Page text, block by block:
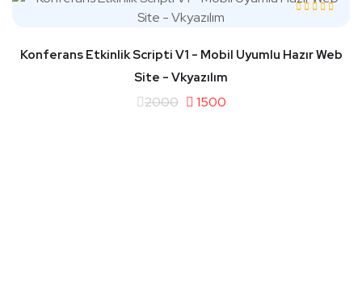
Konferans Etkinlik Scripti V1 - Mobil Uyumlu Hazır Web
Site - Vkyazılım
2000 1500